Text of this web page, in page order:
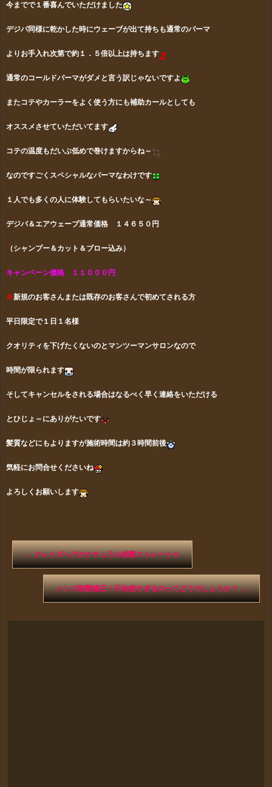
今までで１番喜んでいただけました
デジパ同様に乾かした時にウェーブが出て持ちも通常のパーマ
よりお手入れ次第で約１．５倍以上は持ちます
通常のコールドパーマがダメと言う訳じゃないですよ
またコテやカーラーをよく使う方にも補助カールとしても
オススメさせていただいてます
コテの温度もだいぶ低めで巻けますからね～
なのですごくスペシャルなパーマなわけです
１人でも多くの人に体験してもらいたいな～
デジパ＆エアウェーブ通常価格 １４６５０円
（シャンプー＆カット＆ブロー込み）
キャンペーン価格 １１０００円
※新規のお客さんまたは既存のお客さんで初めてされる方
平日限定で１日１名様
クオリティを下げたくないのとマンツーマンサロンなので
時間が限られます
そしてキャンセルをされる場合はなるべく早く連絡をいただける
とひじょ～にありがたいです
髪質などにもよりますが施術時間は約３時間前後
気軽にお問合せくださいね
よろしくお願いします
←クレイズヘアのナチュラル前髪ストレート☆
メンズ前髪矯正！不自然すぎるのってどうでしょうか？→